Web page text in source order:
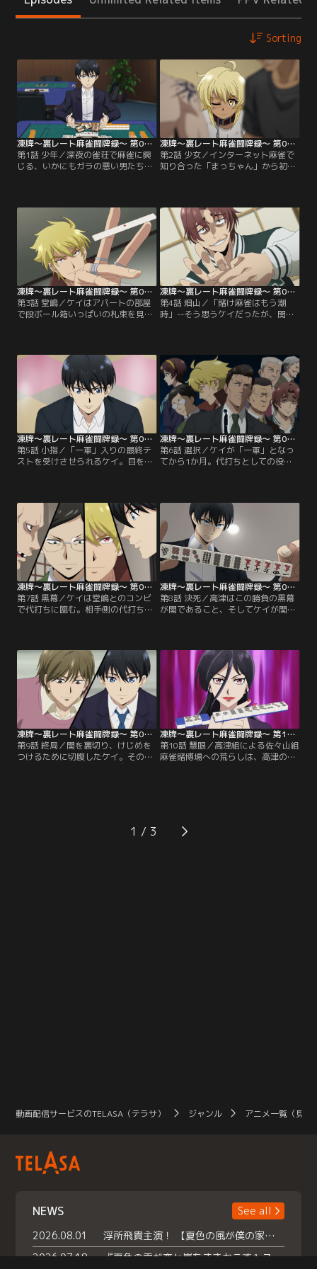
Sorting
凍牌～裏レート麻雀闘牌録～ 第01話
第1話 少年／深夜の雀荘で麻雀に興
じる、いかにもガラの悪い男たち。
少年は本原という男に一発逆転をか
けた勝負を申し込む。記憶力に絶対
の自信を持つ本原は自分が負けるは
ずがないと高をくくっていたが、常
人離れした記憶力を発揮する少年の
前にあえなく撃沈。【提供：バンダ
イチャンネル】
凍牌～裏レート麻雀闘牌録～ 第02話
第2話 少女／インターネット麻雀で
知り合った「まっちゃん」から初め
モにするつもりだったのだ。タガロ
グ語で会話するまっちゃんたち3人
のチームプレーに翻弄され、ケイは
次第に追い詰められていく。そんな
ケイを救ったのは、アミナという少
女の発した一言。【提供：バンダイ
チャンネル】
凍牌～裏レート麻雀闘牌録～ 第03話
第3話 堂嶋／ケイはアパートの部屋
で段ボール箱いっぱいの札束を見せ
も高レートの卓へと出向いていく。
そこで待ち構えていたのは堂嶋とい
う男。衝撃的な出会いを果たした堂
嶋との再戦に、ケイは静かに闘志を
燃やしていた。堂嶋が用意した1億
に対して…。【提供：バンダイチャ
ンネル】
凍牌～裏レート麻雀闘牌録～ 第04話
第4話 畑山／「賭け麻雀はもう潮
時」--そう思うケイだったが、関か
けた場合には足の指10本を奪われる
大勝負に挑むケイ。しかし肝心の畑
山は勝負の前でもグーグー寝ている
ような、のんきな男だった。しか
も、コンビ打ちにも関わらずケイと
足並みを揃えようともしない。【提
供：バンダイチャンネル】
凍牌～裏レート麻雀闘牌録～ 第05話
第5話 小指／「一軍」入りの最終テ
ストを受けさせられるケイ。目を覚
荘で1万円を2万円に増やせば小指を
取り戻すことができるが、麻酔と痛
みでうまく頭が回らない。ケイは傷
口に塩を塗ることで強引に頭を覚醒
させ、改めて勝負に挑む。しかし、
そこに堂嶋が現われ…。【提供：バ
ンダイチャンネル】
凍牌～裏レート麻雀闘牌録～ 第06話
第6話 選択／ケイが「一軍」となっ
てから1か月。代打ちとしての役目
ンバーを決めることになり、ケイは
見事に競争相手を打ち破る。しか
し、ケイの必死な戦いぶりに高津は
疑いの眼差しを向けていた。関とつ
ながっているケイには、何か裏があ
るかもしれない。【提供：バンダイ
チャンネル】
凍牌～裏レート麻雀闘牌録～ 第07話
第7話 黒幕／ケイは堂嶋とのコンビ
で代打ちに臨む。相手側の代打ちは
畑山の異様さに、自分の覚悟はぬる
かったと自虐的な笑みを浮かべる堂
嶋。1回戦をチョンボで負けて終わ
らせた後、2回戦に突入する前に彼
は驚愕の宣言をする。【提供：バン
ダイチャンネル】
凍牌～裏レート麻雀闘牌録～ 第08話
第8話 決死／高津はこの勝負の黒幕
が関であること、そしてケイが関と
込んだ瞬間に今度こそ殺すと脅しを
かける。ケイは1回だけ関にわざと
振り込むことを約束しており、最終
戦でいよいよその場面がやってき
た。牌を手に取るケイを見て、引き
金に指を掛ける高津。【提供：バン
ダイチャンネル】
凍牌～裏レート麻雀闘牌録～ 第09話
第9話 終局／関を裏切り、けじめを
つけるために切腹したケイ。そのま
ま麻雀を続けるケイの姿に自らのア
口を止める高津の荒療治を受けてオ
ーラスに臨むものの、限界は迫って
凍牌～裏レート麻雀闘牌録～ 第10話
第10話 慧眼／高津組による佐々山組
麻雀賭博場への荒らしは、高津の予
言う。翌日、学校から佐々山組のマ
ンションに向かったケイを松本が穏
1
動画配信サービスのTELASA（テラサ） ジャンル アニメ一覧（見放
NEWS
See all
2026.08.01
浮所飛貴主演！ 【夏色の風が僕の家にやってきた】 本日よりテラサで独占配信スタート！
2026.07.18
『夏色の雲が恋と嵐をまきおこす』スペシャルメイキング 【Part1】2026年７月18日（土）23時30分～配信スタート！話題のシーンの裏側を大公開！豪華キャスト大集合！ 『武宮家 真夏の家族会議』開催！